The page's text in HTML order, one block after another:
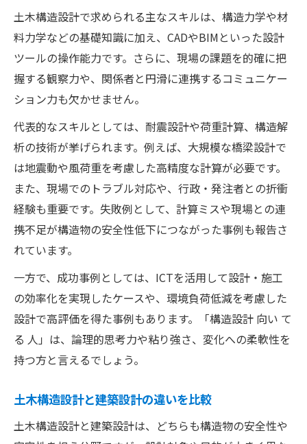
土木構造設計で求められる主なスキルは、構造力学や材
料力学などの基礎知識に加え、CADやBIMといった設計
ツールの操作能力です。さらに、現場の課題を的確に把
握する観察力や、関係者と円滑に連携するコミュニケー
ション力も欠かせません。
代表的なスキルとしては、耐震設計や荷重計算、構造解
析の技術が挙げられます。例えば、大規模な橋梁設計で
は地震動や風荷重を考慮した高精度な計算が必要です。
また、現場でのトラブル対応や、行政・発注者との折衝
経験も重要です。失敗例として、計算ミスや現場との連
携不足が構造物の安全性低下につながった事例も報告さ
れています。
一方で、成功事例としては、ICTを活用して設計・施工
の効率化を実現したケースや、環境負荷低減を考慮した
設計で高評価を得た事例もあります。「構造設計 向い て
る 人」は、論理的思考力や粘り強さ、変化への柔軟性を
持つ方と言えるでしょう。
土木構造設計と建築設計の違いを比較
土木構造設計と建築設計は、どちらも構造物の安全性や